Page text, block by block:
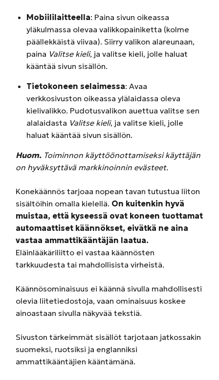
Mobiililaitteella: Paina sivun oikeassa
yläkulmassa olevaa valikkopainiketta (kolme
päällekkäistä viivaa). Siirry valikon alareunaan,
paina Valitse kieli, ja valitse kieli, jolle haluat
kääntää sivun sisällön.
Tietokoneen selaimessa: Avaa
verkkosivuston oikeassa ylälaidassa oleva
kielivalikko. Pudotusvalikon auettua valitse sen
alalaidasta Valitse kieli, ja valitse kieli, jolle
haluat kääntää sivun sisällön.
Huom. Toiminnon käyttöönottamiseksi käyttäjän
on hyväksyttävä markkinoinnin evästeet.
Konekäännös tarjoaa nopean tavan tutustua liiton
sisältöihin omalla kielellä. On kuitenkin hyvä
muistaa, että kyseessä ovat koneen tuottamat
automaattiset käännökset, eivätkä ne aina
vastaa ammattikääntäjän laatua.
Eläinlääkäriliitto ei vastaa käännösten
tarkkuudesta tai mahdollisista virheistä.
Käännösominaisuus ei käännä sivulla mahdollisesti
olevia liitetiedostoja, vaan ominaisuus koskee
ainoastaan sivulla näkyvää tekstiä.
Sivuston tärkeimmät sisällöt tarjotaan jatkossakin
suomeksi, ruotsiksi ja englanniksi
ammattikääntäjien kääntämänä.